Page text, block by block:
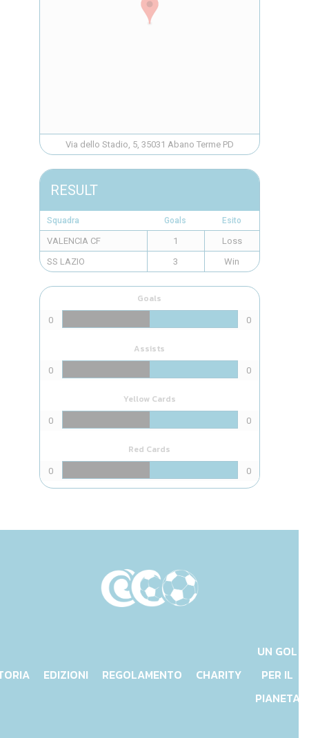
Via dello Stadio, 5, 35031 Abano Terme PD
RESULT
Squadra Goals Esito
VALENCIA CF 1
Loss
SS LAZIO
3 Win
Goals
0 0
Assists
0 0
Yellow Cards
0 0
Red Cards
0 0
EDIZIONI REGOLAMENTO CHARITY
UN GOL
PER IL
PIANETA